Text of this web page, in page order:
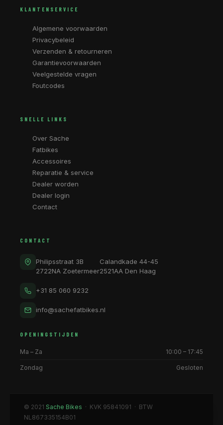
KLANTENSERVICE
Algemene voorwaarden
Privacybeleid
Verzenden & retourneren
Garantievoorwaarden
Veelgestelde vragen
Foutcodes
SNELLE LINKS
Over Sache
Fatbikes
Accessoires
Reparatie & service
Dealer worden
Dealer login
Contact
CONTACT
Philipsstraat 3B
2722NA Zoetermeer
Calandkade 44-45
2521AA Den Haag
+31 85 060 9232
info@sachefatbikes.nl
OPENINGSTIJDEN
Ma – Za 10:00 – 17:45
Zondag Gesloten
© 2021 Sache Bikes · KVK 95841091 · BTW
NL867335154B01